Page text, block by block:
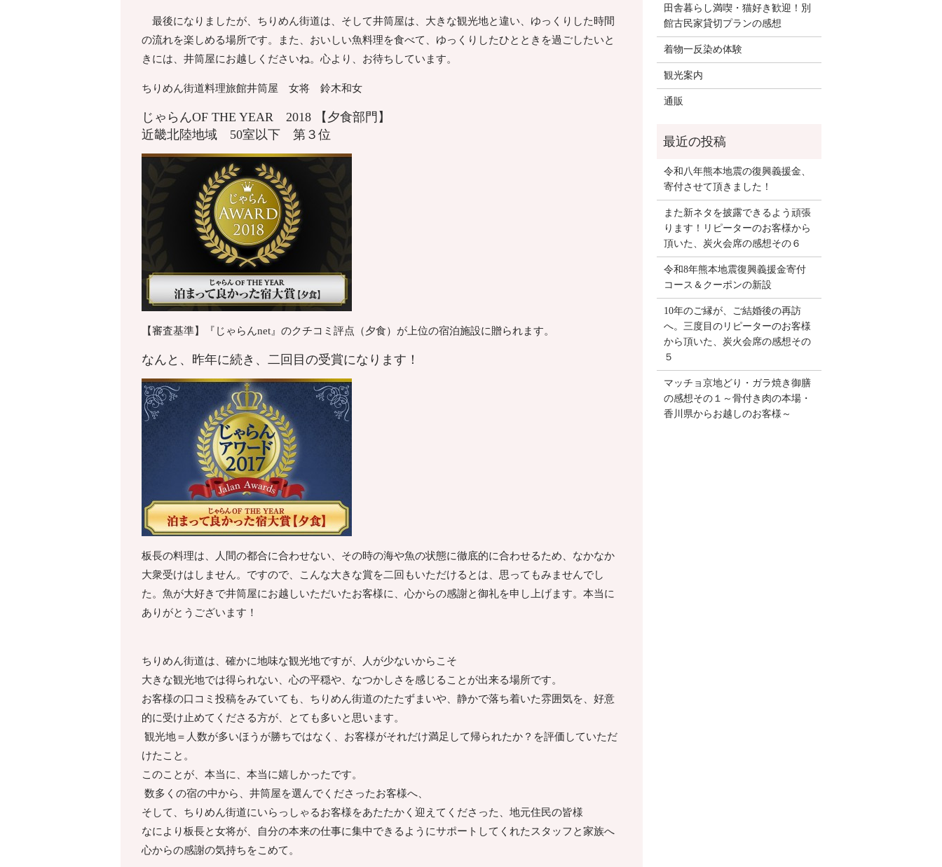
最後になりましたが、ちりめん街道は、そして井筒屋は、大きな観光地と違い、ゆっくりした時間
の流れを楽しめる場所です。また、おいしい魚料理を食べて、ゆっくりしたひとときを過ごしたいと
きには、井筒屋にお越しくださいね。心より、お待ちしています。
ちりめん街道料理旅館井筒屋 女将 鈴木和女
じゃらんOF THE YEAR 2018 【夕食部門】
近畿北陸地域 50室以下 第３位
【審査基準】『じゃらんnet』のクチコミ評点（夕食）が上位の宿泊施設に贈られます。
なんと、昨年に続き、二回目の受賞になります！
板長の料理は、人間の都合に合わせない、その時の海や魚の状態に徹底的に合わせるため、なかなか
大衆受けはしません。ですので、こんな大きな賞を二回もいただけるとは、思ってもみませんでし
た。魚が大好きで井筒屋にお越しいただいたお客様に、心からの感謝と御礼を申し上げます。本当に
ありがとうございます！
ちりめん街道は、確かに地味な観光地ですが、人が少ないからこそ
大きな観光地では得られない、心の平穏や、なつかしさを感じることが出来る場所です。
お客様の口コミ投稿をみていても、ちりめん街道のたたずまいや、静かで落ち着いた雰囲気を、好意
的に受け止めてくださる方が、とても多いと思います。
観光地＝人数が多いほうが勝ちではなく、お客様がそれだけ満足して帰られたか？を評価していただ
けたこと。
このことが、本当に、本当に嬉しかったです。
数多くの宿の中から、井筒屋を選んでくださったお客様へ、
そして、ちりめん街道にいらっしゃるお客様をあたたかく迎えてくださった、地元住民の皆様
なにより板長と女将が、自分の本来の仕事に集中できるようにサポートしてくれたスタッフと家族へ
心からの感謝の気持ちをこめて。
田舎暮らし満喫・猫好き歓迎！別
館古民家貸切プランの感想
着物一反染め体験
観光案内
通販
令和八年熊本地震の復興義援金、
寄付させて頂きました！
また新ネタを披露できるよう頑張
ります！リピーターのお客様から
頂いた、炭火会席の感想その６
令和8年熊本地震復興義援金寄付
コース＆クーポンの新設
10年のご縁が、ご結婚後の再訪
へ。三度目のリピーターのお客様
から頂いた、炭火会席の感想その
５
マッチョ京地どり・ガラ焼き御膳
の感想その１～骨付き肉の本場・
香川県からお越しのお客様～